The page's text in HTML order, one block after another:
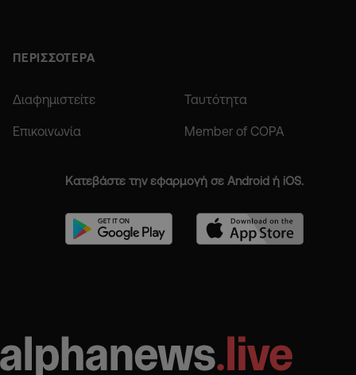
ΠΕΡΙΣΣΟΤΕΡΑ
Διαφημιστείτε Ταυτότητα
Επικοινωνία Member of COPA
Κατεβάστε την εφαρμογή σε Android ή iOS.